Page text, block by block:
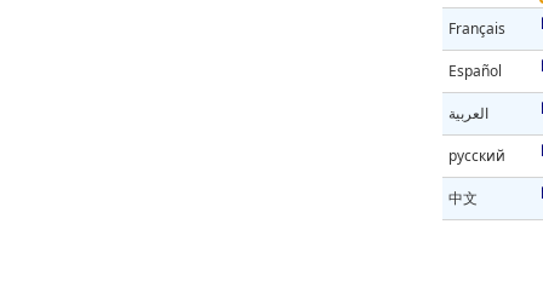
Français
Español
العربية
русский
中文